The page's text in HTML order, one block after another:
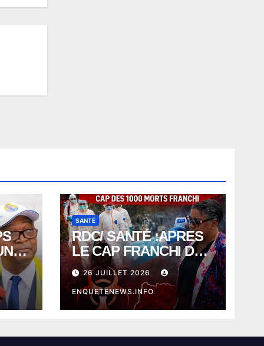
SANTÉ
RDC/ SANTÉ :APRES
LE CAP FRANCHI DE
1000 MORTS , EBOLA
BAT SON RECORD
AVEC PLUS DE 400
DÉCÈS EN
SEMAINE
26 JUILLET 2026
ENQUETENEWS.INFO